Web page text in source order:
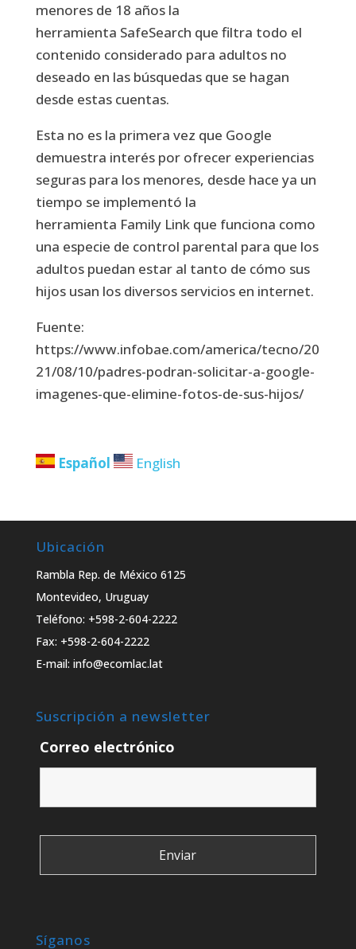
menores de 18 años la
herramienta SafeSearch que filtra todo el
contenido considerado para adultos no
deseado en las búsquedas que se hagan
desde estas cuentas.
Esta no es la primera vez que Google
demuestra interés por ofrecer experiencias
seguras para los menores, desde hace ya un
tiempo se implementó la
herramienta Family Link que funciona como
una especie de control parental para que los
adultos puedan estar al tanto de cómo sus
hijos usan los diversos servicios en internet.
Fuente:
https://www.infobae.com/america/tecno/20
21/08/10/padres-podran-solicitar-a-google-
imagenes-que-elimine-fotos-de-sus-hijos/
Español English
Ubicación
Rambla Rep. de México 6125
Montevideo, Uruguay
Teléfono: +598-2-604-2222
Fax: +598-2-604-2222
E-mail: info@ecomlac.lat
Suscripción a newsletter
Correo electrónico
Síganos